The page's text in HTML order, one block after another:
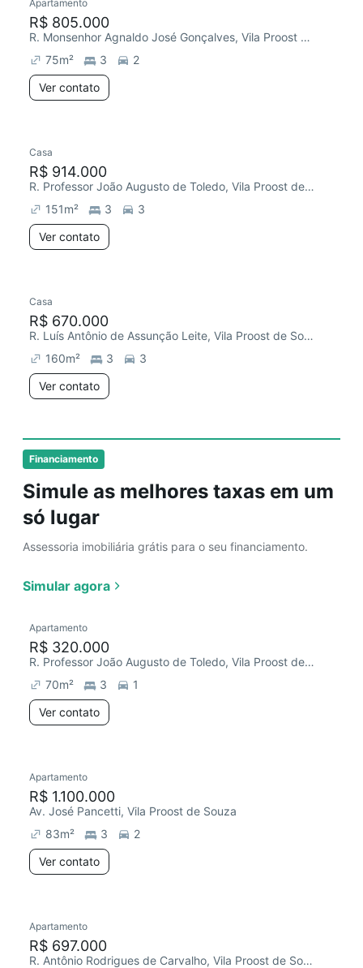
Financiamento
Simule as melhores taxas em um
só lugar
Assessoria imobiliária grátis para o seu financiamento.
Simular agora
Apartamento
R$ 805.000
R. Monsenhor Agnaldo José Gonçalves, Vila Proost de Souza
75m² 3
2
Ver contato
Casa
R$ 914.000
R. Professor João Augusto de Toledo, Vila Proost de Souza
151m² 3
3
Ver contato
Casa
R$ 670.000
R. Luís Antônio de Assunção Leite, Vila Proost de Souza
160m² 3
3
Ver contato
Apartamento
R$ 320.000
R. Professor João Augusto de Toledo, Vila Proost de Souza
70m² 3
1
Ver contato
Apartamento
R$ 1.100.000
Av. José Pancetti, Vila Proost de Souza
83m² 3
2
Ver contato
Apartamento
R$ 697.000
R. Antônio Rodrigues de Carvalho, Vila Proost de Souza